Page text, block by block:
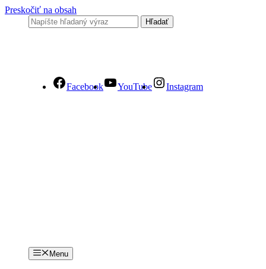
Preskočiť na obsah
Facebook YouTube Instagram
Menu